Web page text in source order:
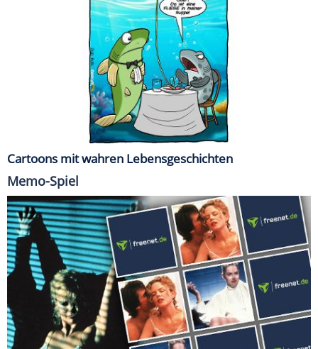
Cartoons mit wahren Lebensgeschichten
Memo-Spiel